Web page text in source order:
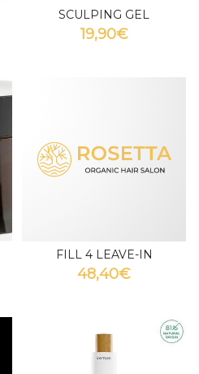
SCULPING GEL
19,90€
FILL 4 LEAVE-IN
48,40€